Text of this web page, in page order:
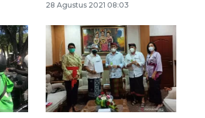
28 Agustus 2021 08:03
160 ribu sambungan baru
jaringan gas 2026
2026-08-07 18:00:00